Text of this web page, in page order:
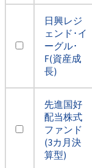
日興レジ
ェンド･イ
ーグル･
F(資産成
長)
先進国好
配当株式
ファンド
(3カ月決
算型)